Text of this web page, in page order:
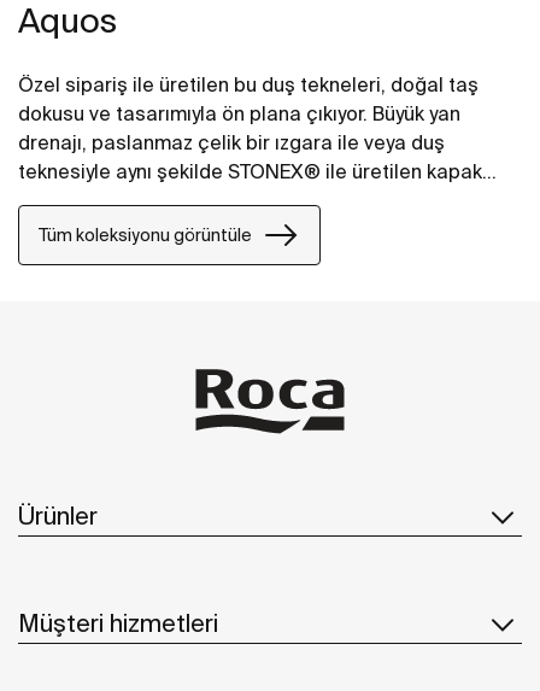
Aquos
Özel sipariş ile üretilen bu duş tekneleri, doğal taş
dokusu ve tasarımıyla ön plana çıkıyor. Büyük yan
drenajı, paslanmaz çelik bir ızgara ile veya duş
teknesiyle aynı şekilde STONEX® ile üretilen kapak
seçenekleriyle sunuluyor.
Tüm koleksiyonu görüntüle
Ürünler
Müşteri hizmetleri